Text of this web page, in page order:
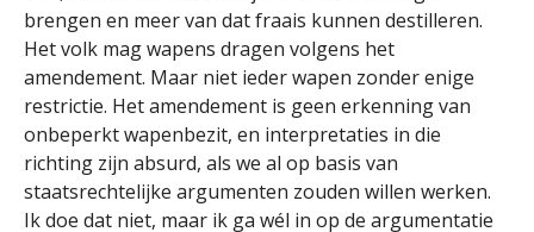
brengen en meer van dat fraais kunnen destilleren.
Het volk mag wapens dragen volgens het
amendement. Maar niet ieder wapen zonder enige
restrictie. Het amendement is geen erkenning van
onbeperkt wapenbezit, en interpretaties in die
richting zijn absurd, als we al op basis van
staatsrechtelijke argumenten zouden willen werken.
Ik doe dat niet, maar ik ga wél in op de argumentatie